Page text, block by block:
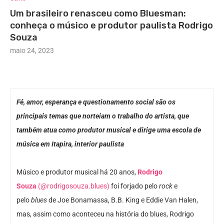
Um brasileiro renasceu como Bluesman:
conheça o músico e produtor paulista Rodrigo
Souza
maio 24, 2023
Fé, amor, esperança e questionamento social são os
principais temas que norteiam o trabalho do artista, que
também atua como produtor musical e dirige uma escola de
música em Itapira, interior paulista
Músico e produtor musical há 20 anos, Rodrigo
Souza (@rodrigosouza.blues) foi forjado pelorocke
pelobluesde Joe Bonamassa, B.B. King e Eddie Van Halen,
mas, assim como aconteceu na história do blues, Rodrigo